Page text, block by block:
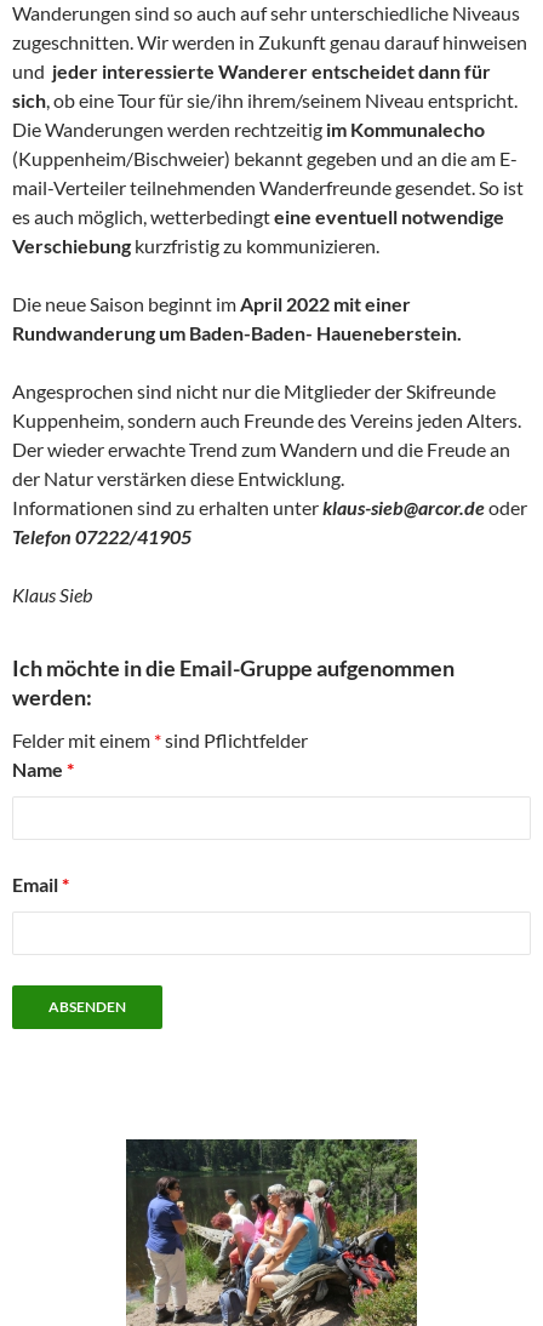
Wanderungen sind so auch auf sehr unterschiedliche Niveaus
zugeschnitten. Wir werden in Zukunft genau darauf hinweisen
und jeder interessierte Wandererentscheidet dann für
sich, ob eine Tour für sie/ihn ihrem/seinem Niveau entspricht.
Die Wanderungen werden rechtzeitig im Kommunalecho
(Kuppenheim/Bischweier) bekannt gegeben und an die am E-
mail-Verteiler teilnehmenden Wanderfreunde gesendet. So ist
es auch möglich, wetterbedingteine eventuell notwendige
Verschiebung kurzfristig zu kommunizieren.
Die neue Saison beginnt imApril 2022 mit einer
Rundwanderung um Baden-Baden- Haueneberstein.
Angesprochen sind nicht nur die Mitglieder der Skifreunde
Kuppenheim, sondern auch Freunde des Vereins jeden Alters.
Der wieder erwachte Trend zum Wandern und die Freude an
der Natur verstärken diese Entwicklung.
Informationen sind zu erhalten unterklaus-sieb@arcor.deoder
Telefon 07222/41905
Klaus Sieb
Ich möchte in die Email-Gruppe aufgenommen
werden:
Felder mit einem *sind Pflichtfelder
Name *
Email*